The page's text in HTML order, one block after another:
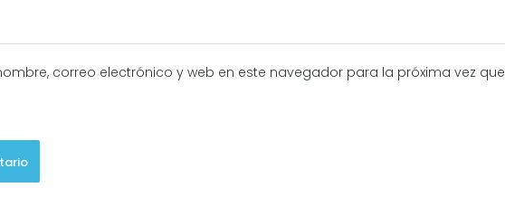
correo electrónico y web en este navegador para la próxima vez que